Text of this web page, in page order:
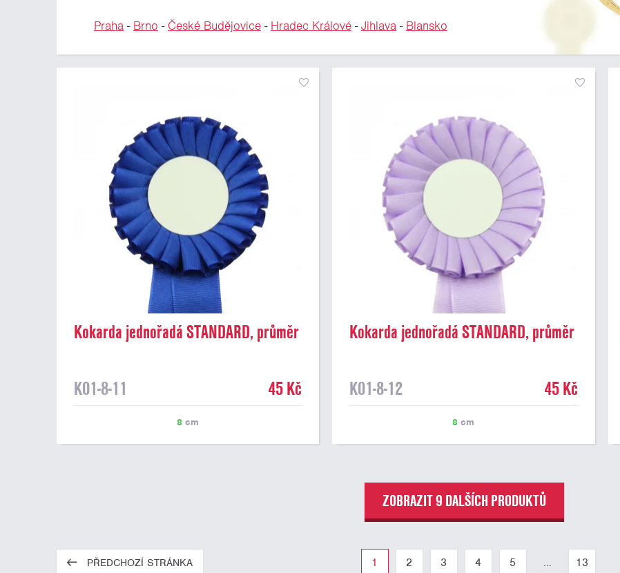
Praha- Brno - České Budějovice- Hradec Králové-Jihlava- Blansko
Kokarda jednořadá STANDARD, průměr
K01-8-11
45 Kč
8 cm
Kokarda jednořadá STANDARD, průměr
K01-8-12
45 Kč
8 cm
ZOBRAZIT 9 DALŠÍCH PRODUKTŮ
PŘEDCHOZÍ STRÁNKA 1 2 3 4 5 ... 13